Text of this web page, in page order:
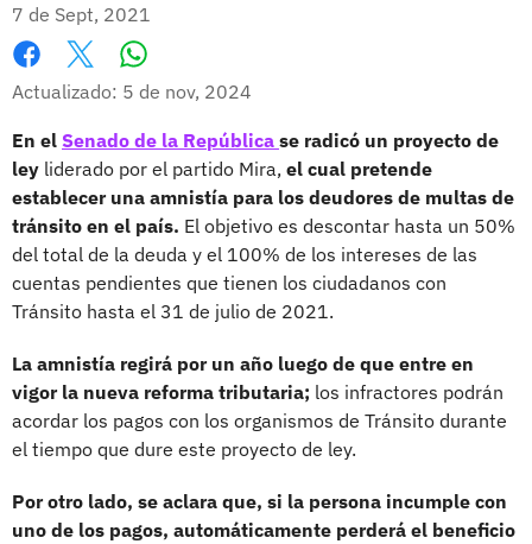
7 de Sept, 2021
Facebook
X
Actualizado: 5 de nov, 2024
En el Senado de la República se radicó un proyecto de
ley liderado por el partido Mira, el cual pretende
establecer una amnistía para los deudores de multas de
tránsito en el país. El objetivo es descontar hasta un 50%
del total de la deuda y el 100% de los intereses de las
cuentas pendientes que tienen los ciudadanos con
Tránsito hasta el 31 de julio de 2021.
La amnistía regirá por un año luego de que entre en
vigor la nueva reforma tributaria; los infractores podrán
acordar los pagos con los organismos de Tránsito durante
el tiempo que dure este proyecto de ley.
Por otro lado, se aclara que, si la persona incumple con
uno de los pagos, automáticamente perderá el beneficio